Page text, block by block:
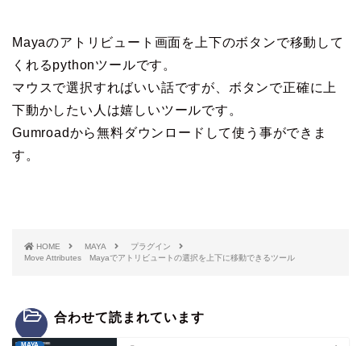
Mayaのアトリビュート画面を上下のボタンで移動して
くれるpythonツールです。
マウスで選択すればいい話ですが、ボタンで正確に上
下動かしたい人は嬉しいツールです。
Gumroadから無料ダウンロードして使う事ができま
す。
HOME MAYA
プラグイン
Move Attributes Mayaでアトリビュートの選択を上下に移動できるツール
合わせて読まれています